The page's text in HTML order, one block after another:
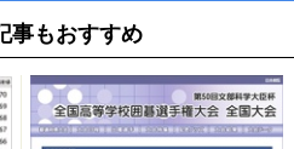
事もおすすめ